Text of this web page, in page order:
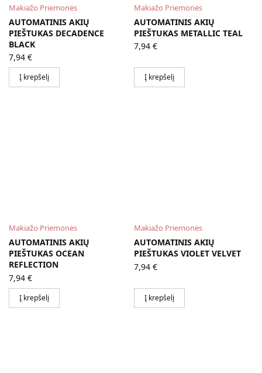
Makiažo Priemonės
AUTOMATINIS AKIŲ
PIEŠTUKAS DECADENCE
BLACK
7,94 €
Į krepšelį
Makiažo Priemonės
AUTOMATINIS AKIŲ
PIEŠTUKAS METALLIC TEAL
7,94 €
Į krepšelį
Makiažo Priemonės
AUTOMATINIS AKIŲ
PIEŠTUKAS OCEAN
REFLECTION
7,94 €
Į krepšelį
Makiažo Priemonės
AUTOMATINIS AKIŲ
PIEŠTUKAS VIOLET VELVET
7,94 €
Į krepšelį